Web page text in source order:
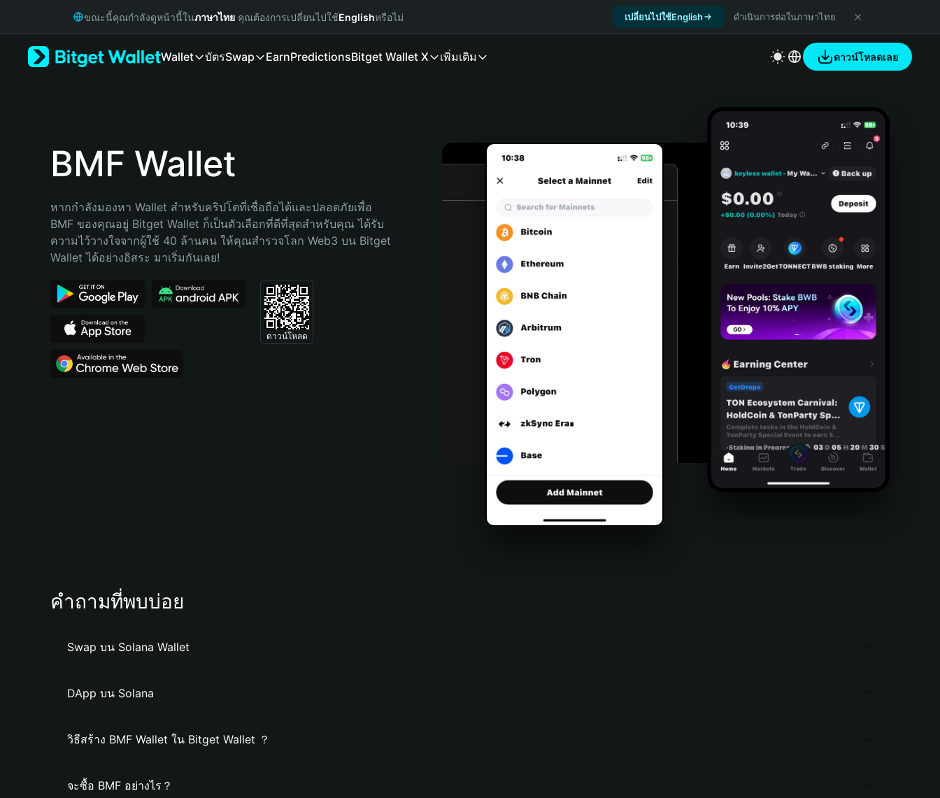
Русский
Bahasa Indonesia
Português (Brasil)
ขณะนี้คุณกำลังดูหน้านี้ในภาษาไทย คุณต้องการเปลี่ยนไปใช้Englishหรือไม่ เปลี่ยนไปใช้English ดำเนินการต่อในภาษาไทย
Wallet บัตรSwap EarnPredictionsBitget Wallet X เพิ่มเติม ดาวน์โหลดเลย
BMF Wallet
หากกำลังมองหา Wallet สำหรับคริปโตที่เชื่อถือได้และปลอดภัยเพื่อ
BMF ของคุณอยู่ Bitget Wallet ก็เป็นตัวเลือกที่ดีที่สุดสำหรับคุณ ได้รับ
ความไว้วางใจจากผู้ใช้ 40 ล้านคน ให้คุณสำรวจโลก Web3 บน Bitget
Wallet ได้อย่างอิสระ มาเริ่มกันเลย!
ดาวน์โหลด
คำถามที่พบบ่อย
Swap บน Solana Wallet
DApp บน Solana
วิธีสร้าง BMF Wallet ใน Bitget Wallet ？
จะซื้อ BMF อย่างไร？